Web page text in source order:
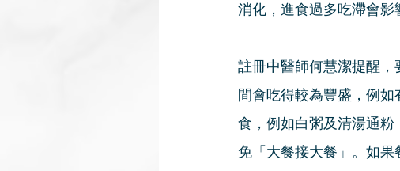
消化，進食過多吃滯會影
註冊中醫師何慧潔提醒
間會吃得較為豐盛，例
食，例如白粥及清湯通
免「大餐接大餐」。如